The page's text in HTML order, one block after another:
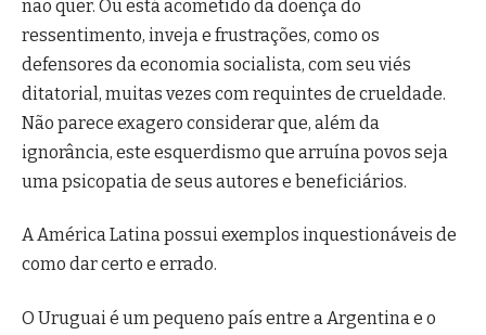
não quer. Ou está acometido da doença do
ressentimento, inveja e frustrações, como os
defensores da economia socialista, com seu viés
ditatorial, muitas vezes com requintes de crueldade.
Não parece exagero considerar que, além da
ignorância, este esquerdismo que arruína povos seja
uma psicopatia de seus autores e beneficiários.
A América Latina possui exemplos inquestionáveis de
como dar certo e errado.
O Uruguai é um pequeno país entre a Argentina e o